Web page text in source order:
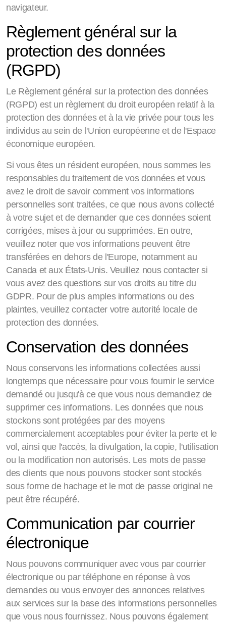
navigateur.
Règlement général sur la
protection des données
(RGPD)
Le Règlement général sur la protection des données
(RGPD) est un règlement du droit européen relatif à la
protection des données et à la vie privée pour tous les
individus au sein de l'Union européenne et de l'Espace
économique européen.
Si vous êtes un résident européen, nous sommes les
responsables du traitement de vos données et vous
avez le droit de savoir comment vos informations
personnelles sont traitées, ce que nous avons collecté
à votre sujet et de demander que ces données soient
corrigées, mises à jour ou supprimées. En outre,
veuillez noter que vos informations peuvent être
transférées en dehors de l'Europe, notamment au
Canada et aux États-Unis. Veuillez nous contacter si
vous avez des questions sur vos droits au titre du
GDPR. Pour de plus amples informations ou des
plaintes, veuillez contacter votre autorité locale de
protection des données.
Conservation des données
Nous conservons les informations collectées aussi
longtemps que nécessaire pour vous fournir le service
demandé ou jusqu'à ce que vous nous demandiez de
supprimer ces informations. Les données que nous
stockons sont protégées par des moyens
commercialement acceptables pour éviter la perte et le
vol, ainsi que l'accès, la divulgation, la copie, l'utilisation
ou la modification non autorisés. Les mots de passe
des clients que nous pouvons stocker sont stockés
sous forme de hachage et le mot de passe original ne
peut être récupéré.
Communication par courrier
électronique
Nous pouvons communiquer avec vous par courrier
électronique ou par téléphone en réponse à vos
demandes ou vous envoyer des annonces relatives
aux services sur la base des informations personnelles
que vous nous fournissez. Nous pouvons également